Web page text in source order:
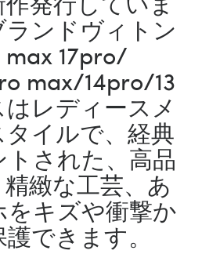
ンドヴィトン
17pro/
max/14pro/13
レディースメ
イルで、経典
された、高品
緻な工芸、あ
キズや衝撃か
できます。